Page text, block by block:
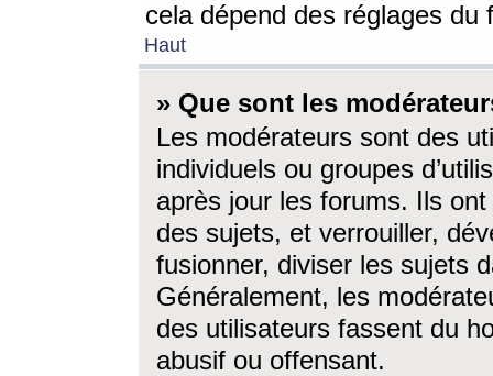
cela dépend des réglages du
Haut
» Que sont les
Les modérateurs sont des
individuels ou groupes
après jour les forums. Ils ont
des sujets, et verrouiller,
fusionner, diviser les sujets
Généralement, les
des utilisateurs fassent du
abusif ou offensant.